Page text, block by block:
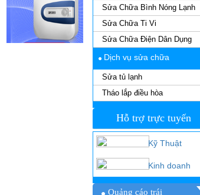
Sửa Chữa Bình Nóng Lạnh
Sửa Chữa Ti Vi
Sửa Chữa Điện Dân Dụng
Dịch vụ sửa chữa
Sửa tủ lạnh
Tháo lắp điều hòa
Hỗ trợ trực tuyến
Kỹ Thuật
Kinh doanh
Quảng cáo trái